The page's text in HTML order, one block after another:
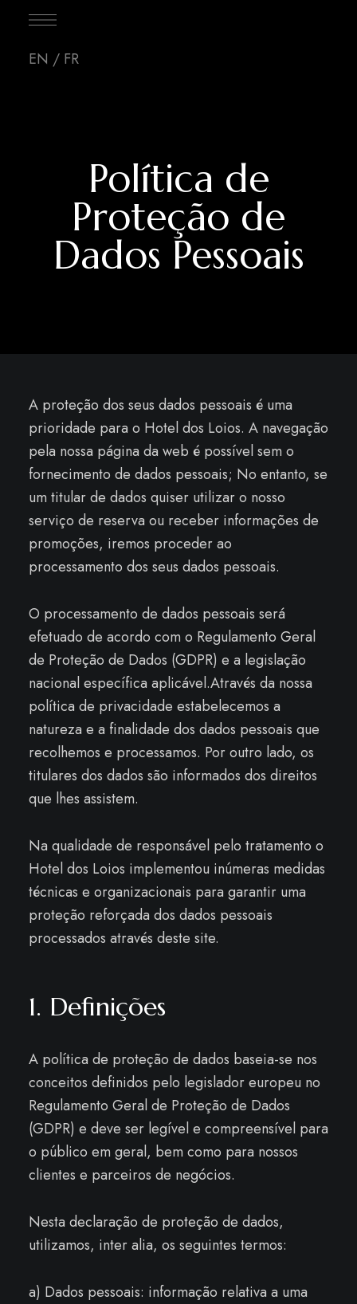
EN / FR
Política de
Proteção de
Dados Pessoais
A proteção dos seus dados pessoais é uma
prioridade para o Hotel dos Loios. A navegação
pela nossa página da web é possível sem o
fornecimento de dados pessoais; No entanto, se
um titular de dados quiser utilizar o nosso
serviço de reserva ou receber informações de
promoções, iremos proceder ao
processamento dos seus dados pessoais.
O processamento de dados pessoais será
efetuado de acordo com o Regulamento Geral
de Proteção de Dados (GDPR) e a legislação
nacional específica aplicável.Através da nossa
política de privacidade estabelecemos a
natureza e a finalidade dos dados pessoais que
recolhemos e processamos. Por outro lado, os
titulares dos dados são informados dos direitos
que lhes assistem.
Na qualidade de responsável pelo tratamento o
Hotel dos Loios implementou inúmeras medidas
técnicas e organizacionais para garantir uma
proteção reforçada dos dados pessoais
processados ​​através deste site.
1. Definições
A política de proteção de dados baseia-se nos
conceitos definidos ​​pelo legislador europeu no
Regulamento Geral de Proteção de Dados
(GDPR) e deve ser legível e compreensível para
o público em geral, bem como para nossos
clientes e parceiros de negócios.
Nesta declaração de proteção de dados,
utilizamos, inter alia, os seguintes termos:
a) Dados pessoais: informação relativa a uma